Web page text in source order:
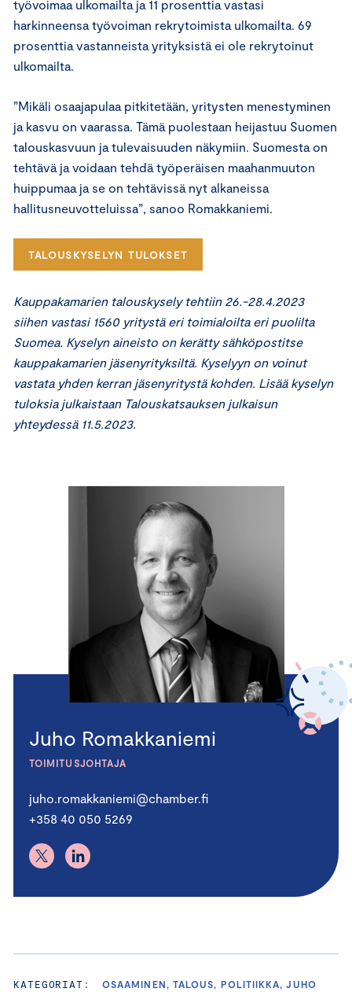
työvoimaa ulkomailta ja 11 prosenttia vastasi
harkinneensa työvoiman rekrytoimista ulkomailta. 69
prosenttia vastanneista yrityksistä ei ole rekrytoinut
ulkomailta.
”Mikäli osaajapulaa pitkitetään, yritysten menestyminen
ja kasvu on vaarassa. Tämä puolestaan heijastuu Suomen
talouskasvuun ja tulevaisuuden näkymiin. Suomesta on
tehtävä ja voidaan tehdä työperäisen maahanmuuton
huippumaa ja se on tehtävissä nyt alkaneissa
hallitusneuvotteluissa”, sanoo Romakkaniemi.
TALOUSKYSELYN TULOKSET
Kauppakamarien talouskysely tehtiin 26.-28.4.2023
siihen vastasi 1560 yritystä eri toimialoilta eri puolilta
Suomea. Kyselyn aineisto on kerätty sähköpostitse
kauppakamarien jäsenyrityksiltä. Kyselyyn on voinut
vastata yhden kerran jäsenyritystä kohden. Lisää kyselyn
tuloksia julkaistaan Talouskatsauksen julkaisun
yhteydessä 11.5.2023.
Juho Romakkaniemi
TOIMITUSJOHTAJA
juho.romakkaniemi@chamber.fi
+358 40 050 5269
KATEGORIAT:
OSAAMINEN, TALOUS, POLITIIKKA, JUHO